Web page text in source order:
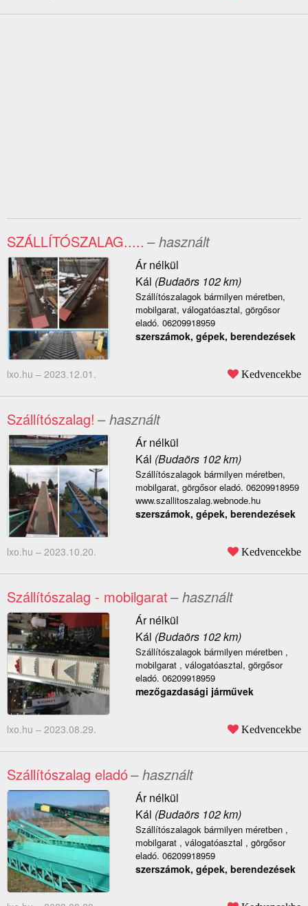
SZÁLLÍTÓSZALAG..... – használt
Ár nélkül
Kál (Budaörs 102 km)
Szállítószalagok bármilyen méretben,
mobilgarat, válogatóasztal, görgősor
eladó. 06209918959
szerszámok, gépek, berendezések
lxo.hu – 2023.12.01. Kedvencekbe
Szállítószalag! – használt
Ár nélkül
Kál (Budaörs 102 km)
Szállítószalagok bármilyen méretben,
mobilgarat, görgősor eladó. 06209918959
www.szallitoszalag.webnode.hu
szerszámok, gépek, berendezések
lxo.hu – 2023.10.20. Kedvencekbe
Szállítószalag - mobilgarat– használt
Ár nélkül
Kál (Budaörs 102 km)
Szállítószalagok bármilyen méretben ,
mobilgarat , válogatóasztal, görgősor
eladó. 06209918959
mezőgazdasági járművek
lxo.hu – 2023.08.29. Kedvencekbe
Szállítószalag eladó– használt
Ár nélkül
Kál (Budaörs 102 km)
Szállítószalagok bármilyen méretben ,
mobilgarat , válogatóasztal , görgősor
eladó. 06209918959
szerszámok, gépek, berendezések